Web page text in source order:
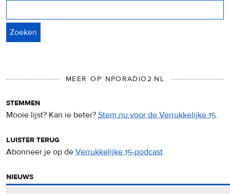
MEER OP NPORADIO2.NL
stemmen
Mooie lijst? Kan ie beter? Stemnuvoor de Verrukkelijke 15.
luister terug
Abonneer je op de Verrukkelijke 15-podcast.
nieuws